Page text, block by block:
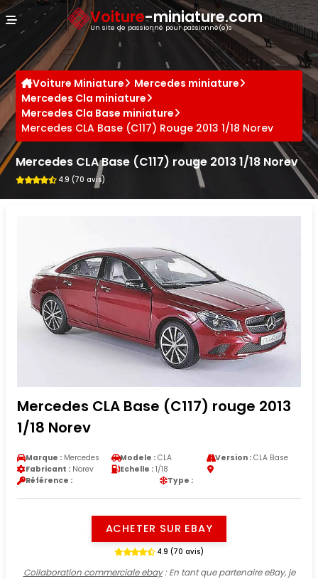
Voiture-miniature.com
Un site de passionné pour passionné(e)s
Voiture Miniature
Mercedes miniature
Mercedes Cla miniature
Mercedes Cla Base miniature
Mercedes CLA Base (C117) Rouge 2013 1/18 Norev
Mercedes CLA Base (C117) rouge 2013 1/18 Norev
4.9 (70 avis)
Mercedes CLA Base (C117) rouge 2013
1/18 Norev
Marque : Mercedes Modele : CLA Version :CLA Base
Fabricant : Norev Echelle : 1/18
Référence :
Type :
ACHETER SUR EBAY
4.9 (70 avis)
Collaboration commerciale ebay: En tant que partenaire eBay, je
Panneau de gestion des cookies